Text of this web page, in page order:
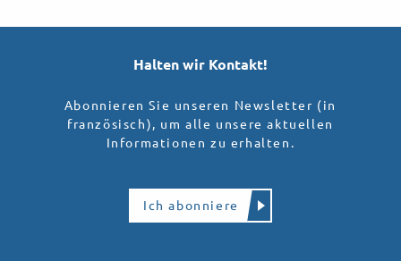
Halten wir Kontakt!
Abonnieren Sie unseren Newsletter (in
französisch), um alle unsere aktuellen
Informationen zu erhalten.
Ich abonniere